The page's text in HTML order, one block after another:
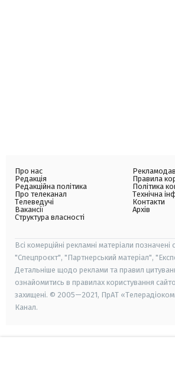
Про нас
Редакція
Редакційна політика
Про телеканал
Телеведучі
Вакансії
Структура власності
Правила
Політика
Технічна
Контакти
Архів
Всі комерційні рекламні матеріали позначені
"Спецпроєкт", "Партнерський матеріал",
Детальніше щодо реклами та правил
ознайомитись в правилах користування
захищені. © 2005—2021, ПрАТ
Канал.